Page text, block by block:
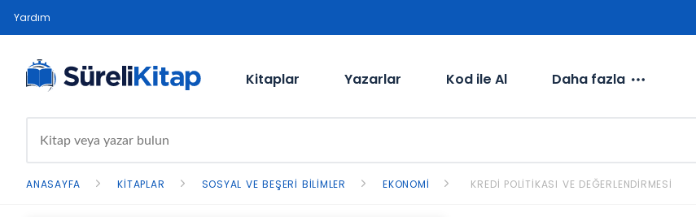
Yardım
Kitaplar Yazarlar Kod ile Al Daha fazla
ANASAYFA KITAPLAR SOSYAL VE BEŞERI BILIMLER EKONOMI KREDI POLITIKASI VE DEĞERLENDIRMESI